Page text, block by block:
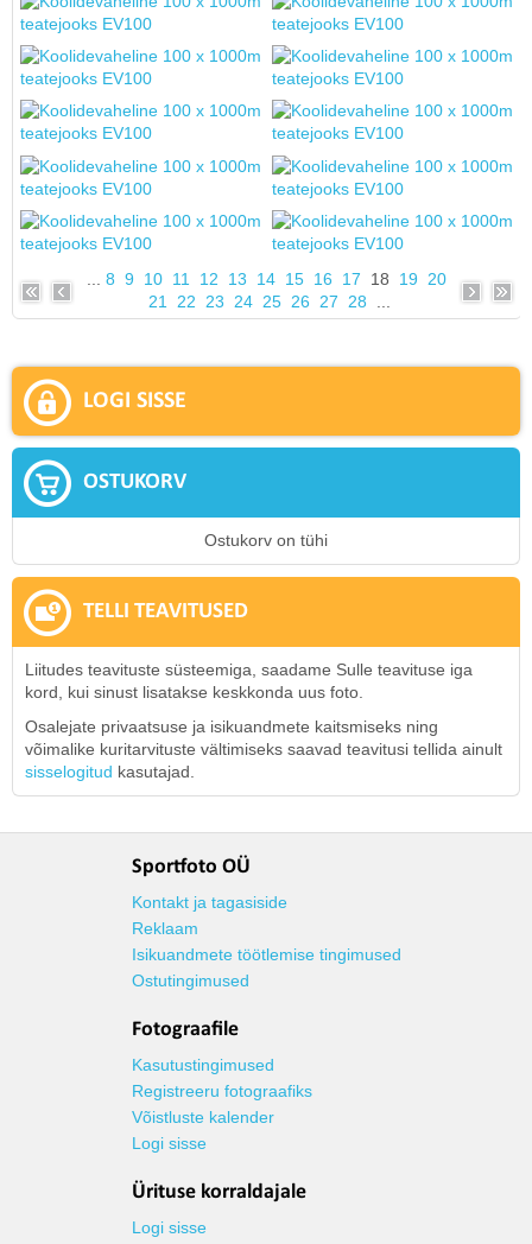
...8 9 10 11 12 13 14 15 16 17 18 19
20
21
22 23 24 25 26 27 28
LOGI SISSE
OSTUKORV
Ostukorv on tühi
TELLI TEAVITUSED
Liitudes teavituste süsteemiga, saadame Sulle teavituse iga
kord, kui sinust lisatakse keskkonda uus foto.
Osalejate privaatsuse ja isikuandmete kaitsmiseks ning
võimalike kuritarvituste vältimiseks saavad teavitusi tellida ainult
sisselogitud kasutajad.
Sportfoto OÜ
Kontakt ja tagasiside
Reklaam
Isikuandmete töötlemise tingimused
Ostutingimused
Fotograafile
Kasutustingimused
Registreeru fotograafiks
Võistluste kalender
Logi sisse
Ürituse korraldajale
Logi sisse